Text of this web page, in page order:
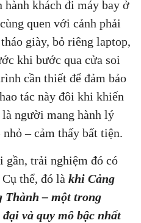
hành khách đi máy bay ở
quen với cảnh phải
giày, bỏ riêng laptop,
khi bước qua cửa soi
cần thiết để đảm bảo
tác này đôi khi khiến
người mang hành lý
– cảm thấy bất tiện.
gần, trải nghiệm đó có
thể, đó là khi Cảng
Thành – một trong
và quy mô bậc nhất